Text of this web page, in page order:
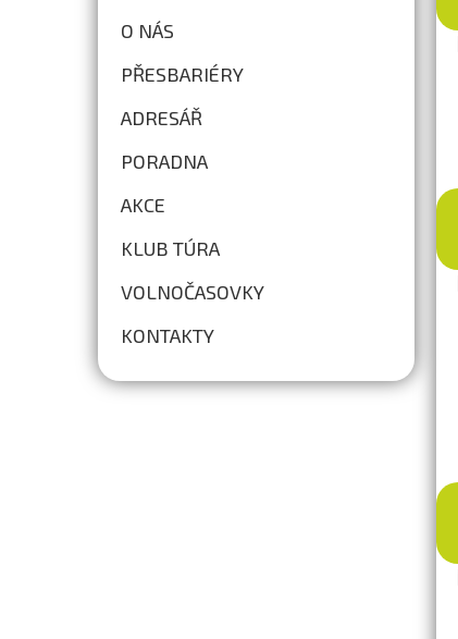
O NÁS
PŘESBARIÉRY
ADRESÁŘ
PORADNA
AKCE
KLUB TÚRA
VOLNOČASOVKY
KONTAKTY